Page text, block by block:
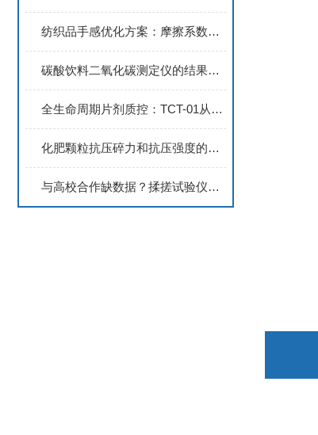
纺织品手感优化方案：摩擦系数仪提供国际认可的手感测试数据
碳酸饮料二氧化碳测定仪的结果的影响因素
全生命周期片剂质控：TCT-01从研发到生产的应用
化肥颗粒抗压碎力和抗压强度的本质区别与正确选用
与高校合作缺数据？揉搓试验仪是研发好帮手！